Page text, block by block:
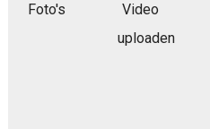
Foto's
Video
uploaden